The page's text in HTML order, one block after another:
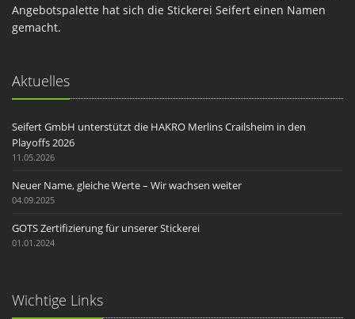
Angebotspalette hat sich die Stickerei Seifert einen Namen
gemacht.
Aktuelles
Seifert GmbH unterstützt die HAKRO Merlins Crailsheim in den
Playoffs 2026
11.05.2026
Neuer Name, gleiche Werte – Wir wachsen weiter
04.09.2025
GOTS Zertifizierung für unserer Stickerei
01.01.2024
Wichtige Links